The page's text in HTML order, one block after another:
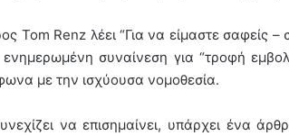
Tom Renz λέει “Για να είμαστε σαφείς
ενημερωμένη συναίνεση για “τροφή
με την ισχύουσα νομοθεσία.
να επισημαίνει, υπάρχει ένα